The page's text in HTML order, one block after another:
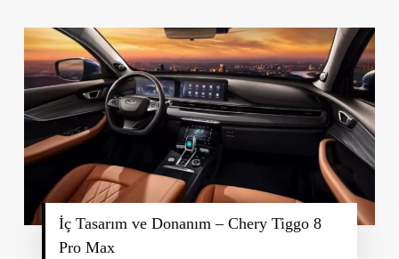
İç Tasarım ve Donanım – Chery Tiggo 8
Pro Max